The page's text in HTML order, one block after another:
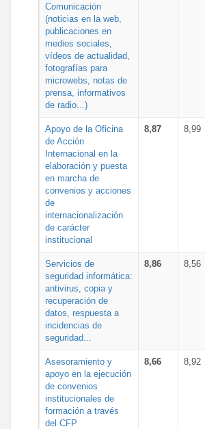
Comunicación
(noticias en la web,
publicaciones en
medios sociales,
vídeos de actualidad,
fotografías para
microwebs, notas de
prensa, informativos
de radio...)
Apoyo de la Oficina
de Acción
Internacional en la
elaboración y puesta
en marcha de
convenios y acciones
de
internacionalización
de carácter
institucional
8,87 8,99
Servicios de
seguridad informática:
antivirus, copia y
recuperación de
datos, respuesta a
incidencias de
seguridad...
8,86 8,56
Asesoramiento y
apoyo en la ejecución
de convenios
institucionales de
formación a través
del CFP
8,66 8,92